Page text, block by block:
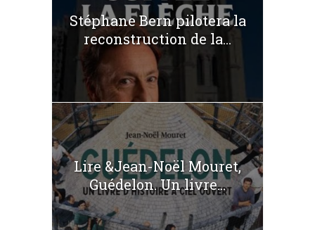
Stéphane Bern pilotera la
reconstruction de la...
Lire &Jean-Noël Mouret,
Guédelon. Un livre...